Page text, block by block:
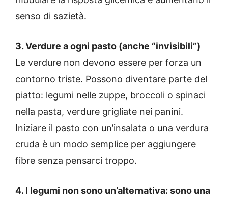
senso di sazietà.
3. Verdure a ogni pasto (anche “invisibili”)
Le verdure non devono essere per forza un
contorno triste. Possono diventare parte del
piatto: legumi nelle zuppe, broccoli o spinaci
nella pasta, verdure grigliate nei panini.
Iniziare il pasto con un’insalata o una verdura
cruda è un modo semplice per aggiungere
fibre senza pensarci troppo.
4. I legumi non sono un’alternativa: sono una